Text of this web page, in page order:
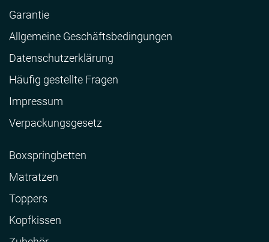
Garantie
Allgemeine Geschäftsbedingungen
Datenschutzerklärung
Häufig gestellte Fragen
Impressum
Verpackungsgesetz
Boxspringbetten
Matratzen
Toppers
Kopfkissen